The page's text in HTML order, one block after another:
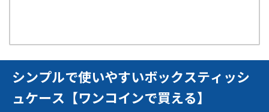
シンプルで使いやすいボックスティッシ
ュケース【ワンコインで買える】